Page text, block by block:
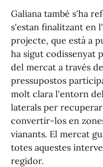
Galiana també s'ha
s'estan finalitzant en
projecte, que està a
ha sigut codissenyat
del mercat a través
pressupostos
molt clara l'entorn
laterals per recuperar
convertir-los en
vianants. El mercat
totes aquestes
regidor.